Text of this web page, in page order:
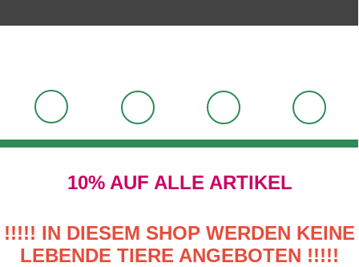
10% AUF ALLE ARTIKEL
!!!!! IN DIESEM SHOP WERDEN KEINE
LEBENDE TIERE ANGEBOTEN !!!!!